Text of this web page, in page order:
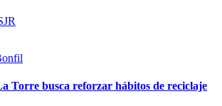
Torre busca reforzar hábitos de reciclaje